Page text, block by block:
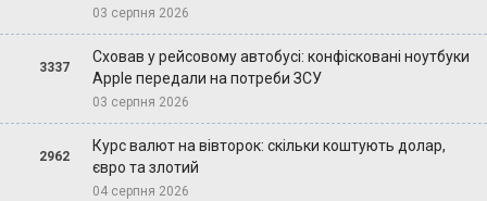
03 серпня 2026
3337
Сховав у рейсовому автобусі: конфісковані ноутбуки
Apple передали на потреби ЗСУ
03 серпня 2026
2962
Курс валют на вівторок: скільки коштують долар,
євро та злотий
04 серпня 2026